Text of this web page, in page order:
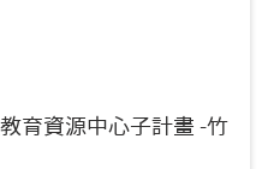
育資源中心子計畫 -竹